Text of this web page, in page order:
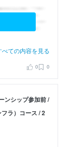
べての内容を見る
0 0
ンシップ参加前 /
ラ）コース / 2